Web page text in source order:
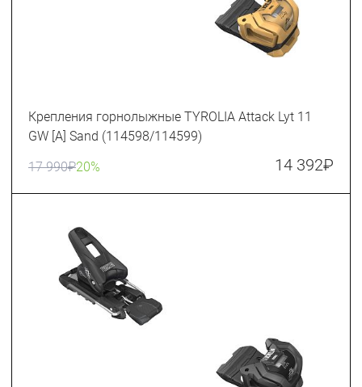
Крепления горнолыжные TYROLIA Attack Lyt 11
GW [A] Sand (114598/114599)
17 990₽20% 14 392₽